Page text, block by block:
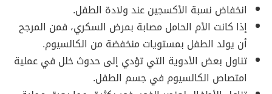
انخفاض نسبة الأكسجين عند ولادة الطفل.
إذا كانت الأم الحامل مصابة بمرض السكري، فمن المرجح
أن يولد الطفل بمستويات منخفضة من الكالسيوم.
تناول بعض الأدوية التي تؤدي إلى حدوث خلل في عملية
امتصاص الكالسيوم في جسم الطفل.